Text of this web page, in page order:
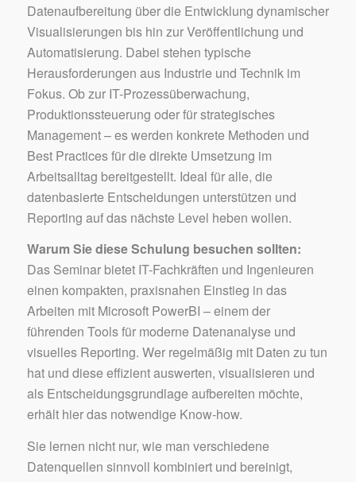
Datenaufbereitung über die Entwicklung dynamischer
Visualisierungen bis hin zur Veröffentlichung und
Automatisierung. Dabei stehen typische
Herausforderungen aus Industrie und Technik im
Fokus. Ob zur IT-Prozessüberwachung,
Produktionssteuerung oder für strategisches
Management – es werden konkrete Methoden und
Best Practices für die direkte Umsetzung im
Arbeitsalltag bereitgestellt. Ideal für alle, die
datenbasierte Entscheidungen unterstützen und
Reporting auf das nächste Level heben wollen.
Warum Sie diese Schulung besuchen sollten:
Das Seminar bietet IT-Fachkräften und Ingenieuren
einen kompakten, praxisnahen Einstieg in das
Arbeiten mit Microsoft PowerBI – einem der
führenden Tools für moderne Datenanalyse und
visuelles Reporting. Wer regelmäßig mit Daten zu tun
hat und diese effizient auswerten, visualisieren und
als Entscheidungsgrundlage aufbereiten möchte,
erhält hier das notwendige Know-how.
Sie lernen nicht nur, wie man verschiedene
Datenquellen sinnvoll kombiniert und bereinigt,